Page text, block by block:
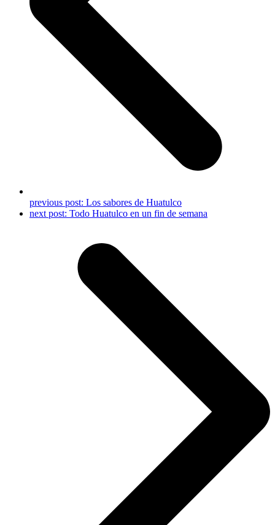
previous post: Los sabores de Huatulco
next post: Todo Huatulco en un fin de semana